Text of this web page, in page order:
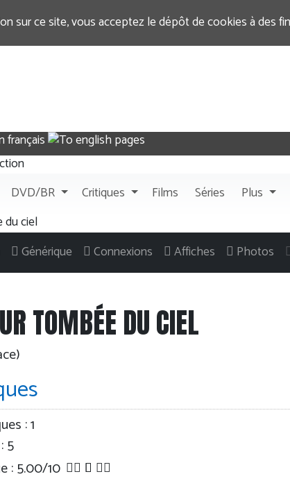
sur ce site, vous acceptez le dépôt de cookies à des
DVD/BR Critiques Films Séries Plus
Générique Connexions Affiches Photos
TOMBÉE DU CIEL
:1
5
:5.00/10